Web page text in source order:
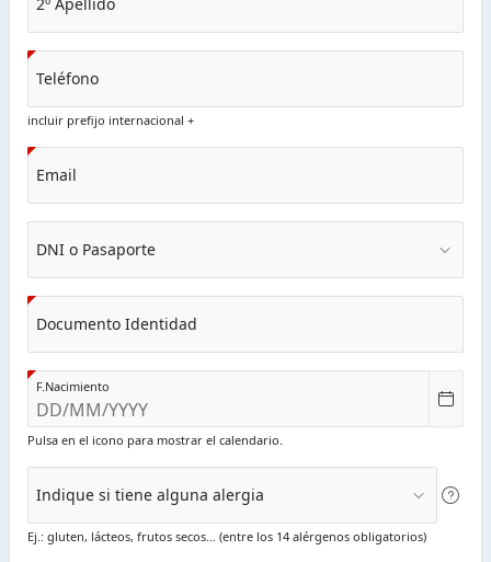
Teléfono
incluir prefijo internacional +
Email
DNI o Pasaporte
Documento Identidad
F.Nacimiento
Pulsa en el icono para mostrar el calendario.
Indique si tiene alguna alergia
Ej.: gluten, lácteos, frutos secos… (entre los 14 alérgenos obligatorios)